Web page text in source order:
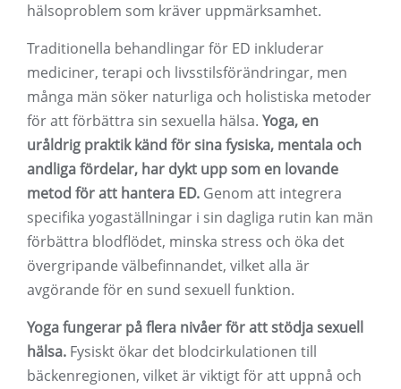
hälsoproblem som kräver uppmärksamhet.
Traditionella behandlingar för ED inkluderar
mediciner, terapi och livsstilsförändringar, men
många män söker naturliga och holistiska metoder
för att förbättra sin sexuella hälsa. Yoga, en
uråldrig praktik känd för sina fysiska, mentala och
andliga fördelar, har dykt upp som en lovande
metod för att hantera ED. Genom att integrera
specifika yogaställningar i sin dagliga rutin kan män
förbättra blodflödet, minska stress och öka det
övergripande välbefinnandet, vilket alla är
avgörande för en sund sexuell funktion.
Yoga fungerar på flera nivåer för att stödja sexuell
hälsa. Fysiskt ökar det blodcirkulationen till
bäckenregionen, vilket är viktigt för att uppnå och